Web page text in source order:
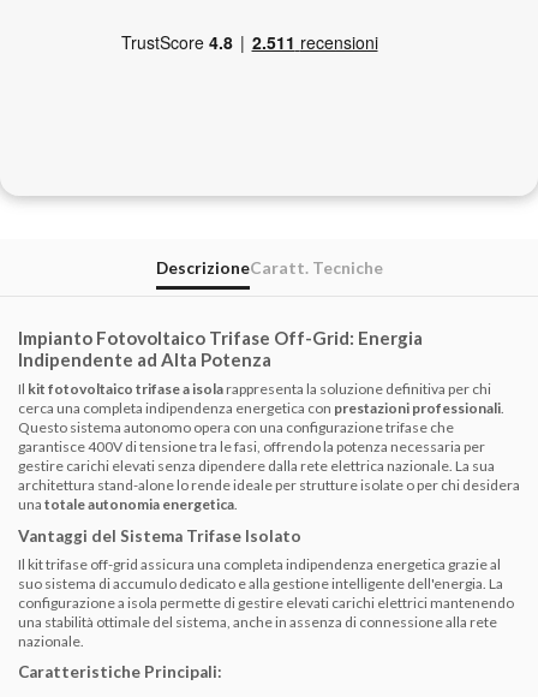
DescrizioneCaratt. Tecniche
Impianto Fotovoltaico Trifase Off-Grid: Energia
Indipendente ad Alta Potenza
Il kit fotovoltaico trifase a isola rappresenta la soluzione definitiva per chi
cerca una completa indipendenza energetica con prestazioni professionali.
Questo sistema autonomo opera con una configurazione trifase che
garantisce 400V di tensione tra le fasi, offrendo la potenza necessaria per
gestire carichi elevati senza dipendere dalla rete elettrica nazionale. La sua
architettura stand-alone lo rende ideale per strutture isolate o per chi desidera
una totale autonomia energetica.
Vantaggi del Sistema Trifase Isolato
Il kit trifase off-grid assicura una completa indipendenza energetica grazie al
suo sistema di accumulo dedicato e alla gestione intelligente dell'energia. La
configurazione a isola permette di gestire elevati carichi elettrici mantenendo
una stabilità ottimale del sistema, anche in assenza di connessione alla rete
nazionale.
Caratteristiche Principali: